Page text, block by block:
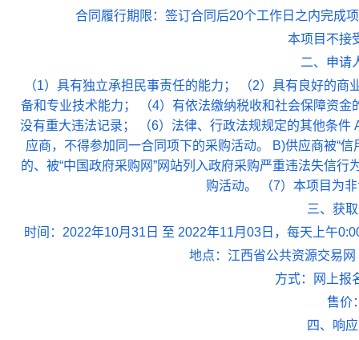
合同履行期限：签订合同后20个工作日之内完成
本项目不接
二、申请
（1）具有独立承担民事责任的能力； （2）具有良好的
备和专业技术能力； （4）有依法缴纳税收和社会保障资
没有重大违法记录； （6）法律、行政法规规定的其他条
应商，不得参加同一合同项下的采购活动。 B)供应商被“
的、被“中国政府采购网”网站列入政府采购严重违法失信
购活动。 （7）本项目为
三、获
时间：2022年10月31日 至 2022年11月03日，每天上午
地点：江西省公共资源交易
方式：网上报
售价
四、响